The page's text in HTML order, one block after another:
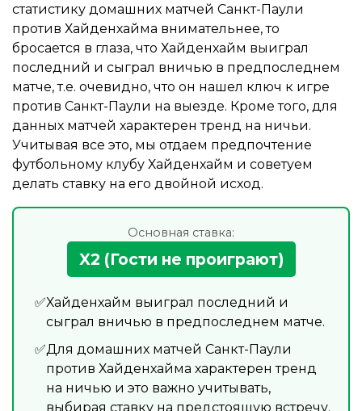
статистику домашних матчей Санкт-Паули
против Хайденхайма внимательнее, то
бросается в глаза, что Хайденхайм выиграл
последний и сыграл вничью в предпоследнем
матче, т.е. очевидно, что он нашел ключ к игре
против Санкт-Паули на выезде. Кроме того, для
данных матчей характерен тренд на ничьи.
Учитывая все это, мы отдаем предпочтение
футбольному клубу Хайденхайм и советуем
делать ставку на его двойной исход.
Основная ставка:
X2 (Гости не проиграют)
Хайденхайм выиграл последний и
сыграл вничью в предпоследнем матче.
Для домашних матчей Санкт-Паули
против Хайденхайма характерен тренд
на ничью и это важно учитывать,
выбирая ставку на предстоящую встречу.